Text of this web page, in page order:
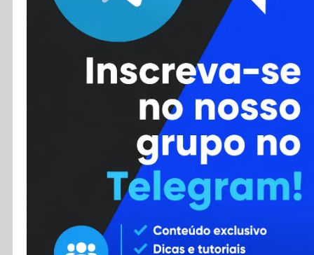
Colaboradores
Cursos
Enviar Dica